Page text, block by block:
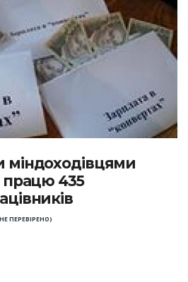
працю 435
ПЕРЕВІРЕНО)